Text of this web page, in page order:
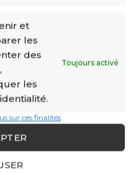
et
les
des
les
Toujours activé
sur ces finalités
les aspects
qui s’assure que
en charge avec
Center à Monaco, le
place votre bien-
réussite. Profitez